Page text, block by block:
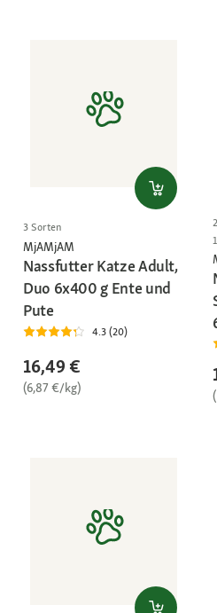
3 Sorten
MjAMjAM
Nassfutter Katze Adult,
Duo 6x400 g Ente und
Pute
4.3 (20)
16,49 €
(6,87 €/kg)